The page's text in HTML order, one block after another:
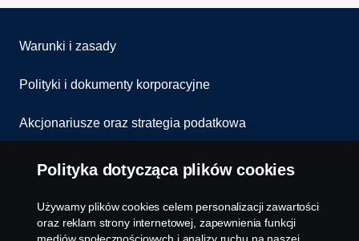
Warunki i zasady
Polityki i dokumenty korporacyjne
Akcjonariusze oraz strategia podatkowa
Informowanie o nieprawidłowościach
Kontakt
Komunikaty
Polityka dotycząca plików cookies
Używamy plików cookies celem personalizacji zawartości
oraz reklam strony internetowej, zapewnienia funkcji